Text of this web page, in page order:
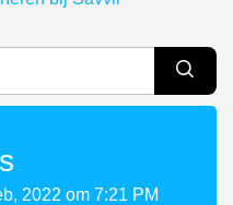
2022 om 7:21 PM